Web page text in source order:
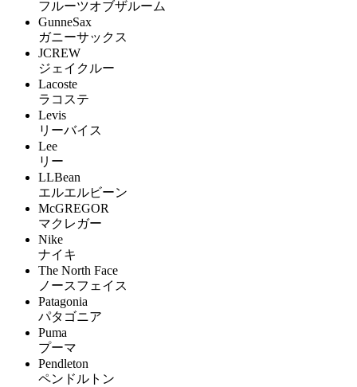
フルーツオブザルーム
GunneSax
ガニーサックス
JCREW
ジェイクルー
Lacoste
ラコステ
Levis
リーバイス
Lee
リー
LLBean
エルエルビーン
McGREGOR
マクレガー
Nike
ナイキ
The North Face
ノースフェイス
Patagonia
パタゴニア
Puma
プーマ
Pendleton
ペンドルトン